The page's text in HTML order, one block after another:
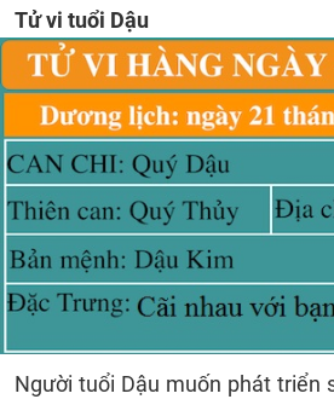
Tử vi tuổi Dậu
Người tuổi Dậu muốn phát triển